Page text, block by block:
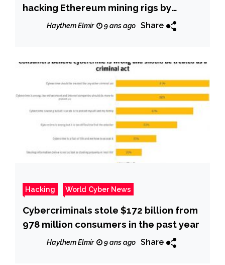
hacking Ethereum mining rigs by
replacing wallet address
Haythem Elmir 9 ans ago Share
Hacking World Cyber News
Cybercriminals stole $172 billion from
978 million consumers in the past year
Haythem Elmir 9 ans ago Share